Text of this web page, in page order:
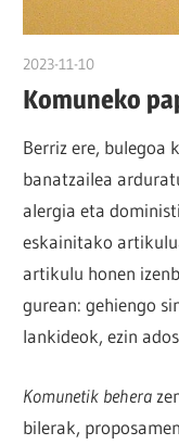
2023-11-10
Komuneko
Berriz ere, bulegoa
banatzailea
alergia eta
eskainitako
artikulu honen
gurean: gehiengo
lankideok, ezin
Komunetik behera
bilerak,